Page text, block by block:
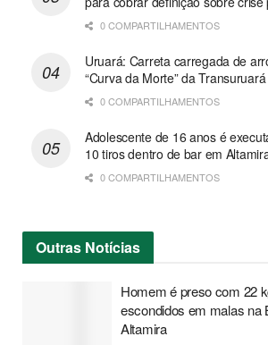
0 COMPARTILHAMENTOS
Uruará: Carreta carregada de
“Curva da Morte” da Transuruará
0 COMPARTILHAMENTOS
Adolescente de 16 anos é
10 tiros dentro de bar em
0 COMPARTILHAMENTOS
Outras Notícias
Homem é preso com 22
escondidos em malas na
Altamira